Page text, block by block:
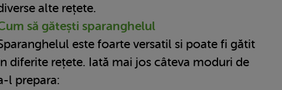
alte rețete.
să gătești sparanghelul
este foarte versatil si poate fi gătit
diferite rețete. Iată mai jos câteva moduri de
l prepara: